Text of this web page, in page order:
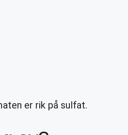
er rik på sulfat.